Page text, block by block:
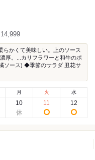
らかくて美味しい。上のソース
厚。...カリフラワーと和牛のポ
ソース) ◆季節のサラダ 丑花サ
月
10
火
11
水
12